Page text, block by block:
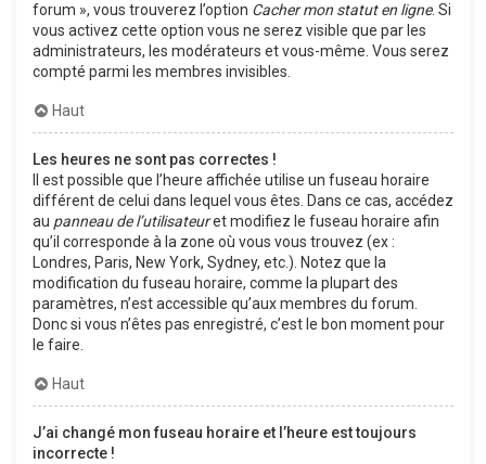
forum », vous trouverez l’option Cacher mon statut en ligne. Si
vous activez cette option vous ne serez visible que par les
administrateurs, les modérateurs et vous-même. Vous serez
compté parmi les membres invisibles.
Haut
Les heures ne sont pas correctes !
Il est possible que l’heure affichée utilise un fuseau horaire
différent de celui dans lequel vous êtes. Dans ce cas, accédez
au panneau de l’utilisateuret modifiez le fuseau horaire afin
qu’il corresponde à la zone où vous vous trouvez (ex :
Londres, Paris, New York, Sydney, etc.). Notez que la
modification du fuseau horaire, comme la plupart des
paramètres, n’est accessible qu’aux membres du forum.
Donc si vous n’êtes pas enregistré, c’est le bon moment pour
le faire.
Haut
J’ai changé mon fuseau horaire et l’heure est toujours
incorrecte !